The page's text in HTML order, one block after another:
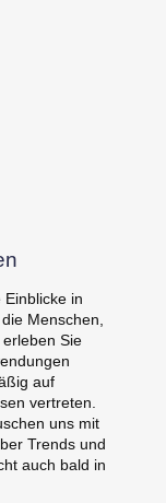
in
Menschen,
Sie
auf
vertreten.
uns mit
Trends und
auch bald in